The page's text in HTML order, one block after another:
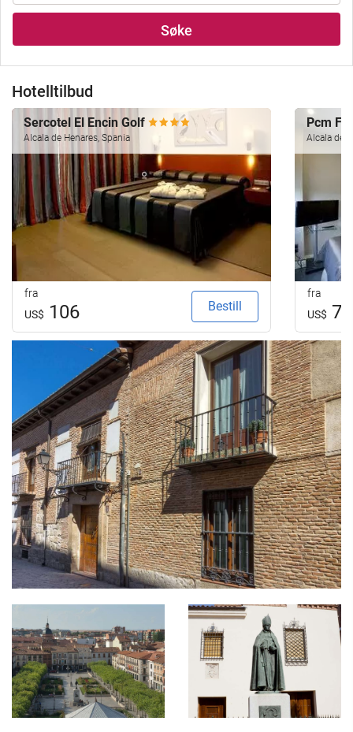
Søke
Hotelltilbud
Sercotel El Encin Golf
Alcala de Henares, Spania
fra
US$ 106 Bestill
Pcm
Alcala de
fra
US$ 78